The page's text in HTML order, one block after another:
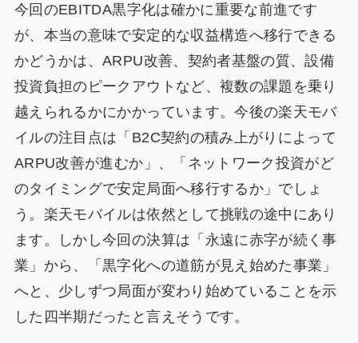
今回のEBITDA黒字化は確かに重要な前進です
が、本当の意味で安定的な収益構造へ移行できる
かどうかは、ARPU改善、契約者基盤の質、設備
投資負担のピークアウトなど、複数の課題を乗り
越えられるかにかかっています。今後の楽天モバ
イルの注目点は「B2C契約の積み上がりによって
ARPU改善が進むか」、「ネットワーク投資がど
のタイミングで安定局面へ移行するか」でしょ
う。楽天モバイルは依然として挑戦の途中にあり
ます。しかし今回の決算は「永遠に赤字が続く事
業」から、「黒字化への道筋が見え始めた事業」
へと、少しずつ局面が変わり始めていることを示
した四半期だったと言えそうです。